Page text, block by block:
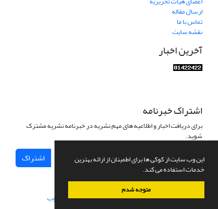
این وب سایت از کوکی ها برای اطمینان از ارائه بهترین
خدمات استفاده می کند.
متوجه شدم
ارسال مقاله
تماس با ما
نقشه سایت
آخرین اخبار
اشتراک خبرنامه
برای دریافت اخبار و اطلاعیه های مهم نشریه در خبرنامه نشریه مشترک
شوید.
اشتراک
سامانه مدیریت نشریات علمی.طراحی و پیاده سازی از سیناوب